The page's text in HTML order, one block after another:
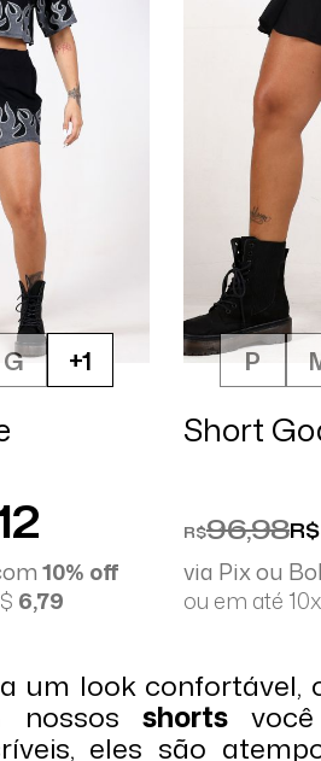
G +1
10% off
6,79
P
Short
R$96,98R$
via Pix ou
ou em até
um look confortável,
nossos shorts
eles são